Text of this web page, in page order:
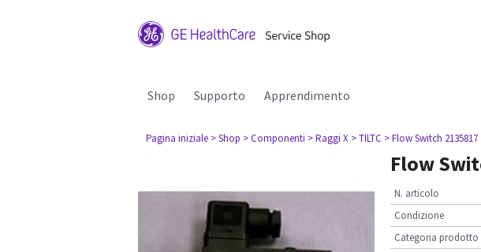
Shop Supporto Apprendimento
Pagina iniziale > Shop > Componenti > Raggi X > TILTC > Flow Switch 2135817
Flow
N. articolo
Condizione
Categoria prodotto